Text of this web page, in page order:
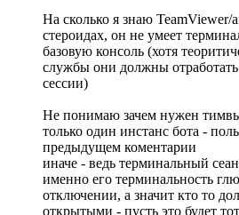
На сколько я знаю TeamViewer/
стероидах, он не умеет
базовую консоль (хотя
службы они должны
сессии)
Не понимаю зачем нужен
только один инстанс бота -
предыдущем коментарии
иначе - ведь терминальный
именно его терминальность
отключении, а значит кто то
открытыми - пусть это будет